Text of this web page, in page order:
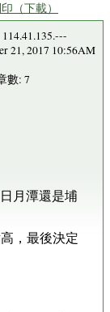
（下載）
21, 2017 10:56AM
數: 7
月潭還是埔
，最後決定